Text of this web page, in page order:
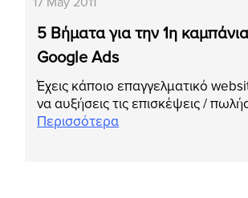
5 Βήματα για την 1η
Google Ads
Έχεις κάποιο επαγγελματικό
να αυξήσεις τις επισκέψεις /
Περισσότερα